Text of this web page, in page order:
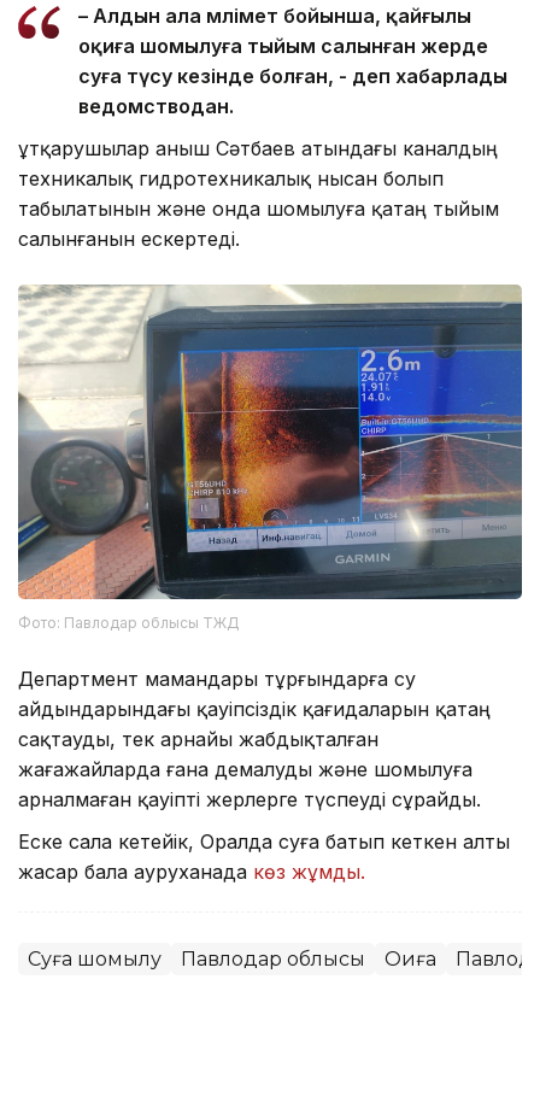
– Алдын ала мәлімет бойынша, қайғылы
оқиға шомылуға тыйым салынған жерде
суға түсу кезінде болған, - деп хабарлады
ведомстводан.
Құтқарушылар Қаныш Сәтбаев атындағы каналдың
техникалық гидротехникалық нысан болып
табылатынын және онда шомылуға қатаң тыйым
салынғанын ескертеді.
Фото: Павлодар облысы ТЖД
Департмент мамандары тұрғындарға су
айдындарындағы қауіпсіздік қағидаларын қатаң
сақтауды, тек арнайы жабдықталған
жағажайларда ғана демалуды және шомылуға
арналмаған қауіпті жерлерге түспеуді сұрайды.
Еске сала кетейік, Оралда суға батып кеткен алты
жасар бала ауруханада көз жұмды.
Суға шомылу Павлодар облысы Оқиға